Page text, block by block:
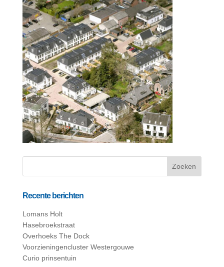
Recente berichten
Lomans Holt
Hasebroekstraat
Overhoeks The Dock
Voorzieningencluster Westergouwe
Curio prinsentuin